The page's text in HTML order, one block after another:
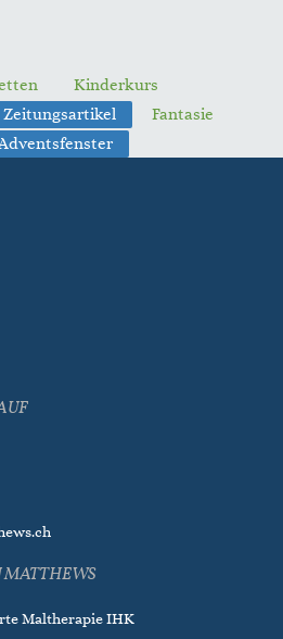
Kinderkurs
Zeitungsartikel
Fantasie
Maltherapie IHK